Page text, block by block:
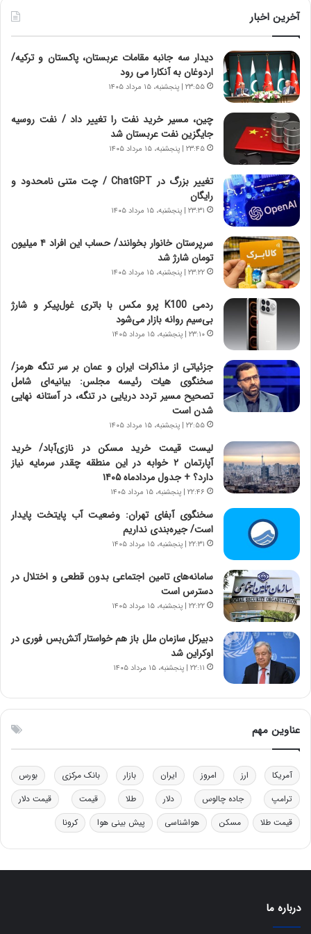
ر
ر
ت
و
ر
م
د
ر
ق
ت
ص
ا
د
ا
ی
ر
ا
ن
ع
ت
م
ا
د
ر
د
م
ه
ن
و
ز
ا
ب
ی
ن
ن
ف
ت
ه
ا
س
آخرین اخبار
دیدار سه جانبه مقامات عربستان، پاکستان و ترکیه/
اردوغان به آنکارا می رود
۲۳:۵۵ | پنجشنبه، ۱۵ مرداد ۱۴۰۵
چین، مسیر خرید نفت را تغییر داد / نفت روسیه
جایگزین نفت عربستان شد
۲۳:۴۵ | پنجشنبه، ۱۵ مرداد ۱۴۰۵
تغییر بزرگ در ChatGPT / چت متنی نامحدود و
رایگان
۲۳:۳۱ | پنجشنبه، ۱۵ مرداد ۱۴۰۵
سرپرستان خانوار بخوانند/ حساب این افراد ۴ میلیون
تومان شارژ شد
۲۳:۲۲ | پنجشنبه، ۱۵ مرداد ۱۴۰۵
ردمی K100 پرو مکس با باتری غول‌پیکر و شارژ
بی‌سیم روانه بازار می‌شود
۲۳:۱۰ | پنجشنبه، ۱۵ مرداد ۱۴۰۵
جزئیاتی از مذاکرات ایران و عمان بر سر تنگه هرمز/
سخنگوی هیات رئیسه مجلس: بیانیه‌ای شامل
تصحیح مسیر تردد دریایی در تنگه، در آستانه نهایی
شدن است
۲۲:۵۵ | پنجشنبه، ۱۵ مرداد ۱۴۰۵
لیست قیمت خرید مسکن در نازی‌آباد/ خرید
آپارتمان ۲ خوابه در این منطقه چقدر سرمایه نیاز
دارد؟ + جدول مردادماه ۱۴۰۵
۲۲:۴۶ | پنجشنبه، ۱۵ مرداد ۱۴۰۵
سخنگوی آبفای تهران: وضعیت آب پایتخت پایدار
است/ جیره‌بندی نداریم
۲۲:۳۱ | پنجشنبه، ۱۵ مرداد ۱۴۰۵
سامانه‌های تامین اجتماعی بدون قطعی و اختلال در
دسترس است
۲۲:۲۲ | پنجشنبه، ۱۵ مرداد ۱۴۰۵
دبیرکل سازمان ملل باز هم خواستار آتش‌بس فوری در
اوکراین شد
۲۲:۱۱ | پنجشنبه، ۱۵ مرداد ۱۴۰۵
عناوین مهم
آمریکا ارز امروز ایران بازار بانک مرکزی
بورس
ترامپ
جاده چالوس دلار طلا قیمت
قیمت دلار
قیمت طلا
مسکن هواشناسی پیش بینی هوا کرونا
درباره ما